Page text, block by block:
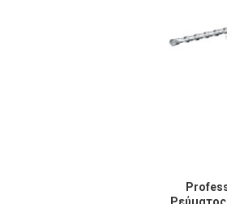
Ρεύματος